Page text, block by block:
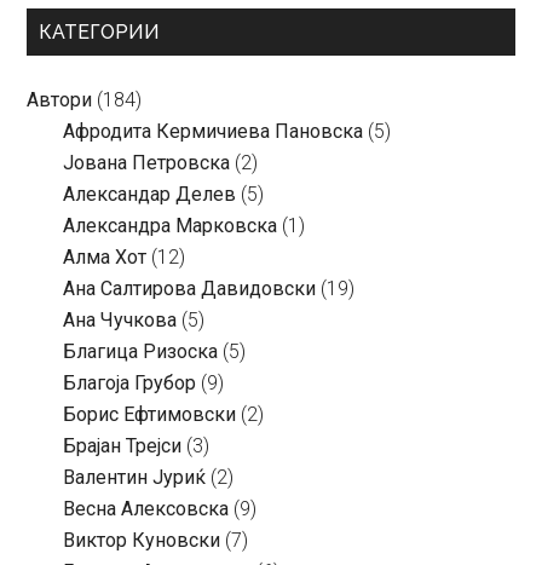
КАТЕГОРИИ
Автори (184)
Aфродита Кермичиева Пановска (5)
Јована Петровска (2)
Александар Делев (5)
Александра Марковска (1)
Алма Хот (12)
Ана Салтирова Давидовски (19)
Ана Чучкова (5)
Благица Ризоска (5)
Благоја Грубор (9)
Борис Ефтимовски (2)
Брајан Трејси (3)
Валентин Јуриќ (2)
Весна Алексовска (9)
Виктор Куновски (7)